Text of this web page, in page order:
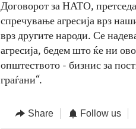
Договорот за НАТО,
спречување агресија врз
врз другите народи. Се
агресија, бедем што ќе ни
општеството - бизнис за
граѓани“.
Share Follow us